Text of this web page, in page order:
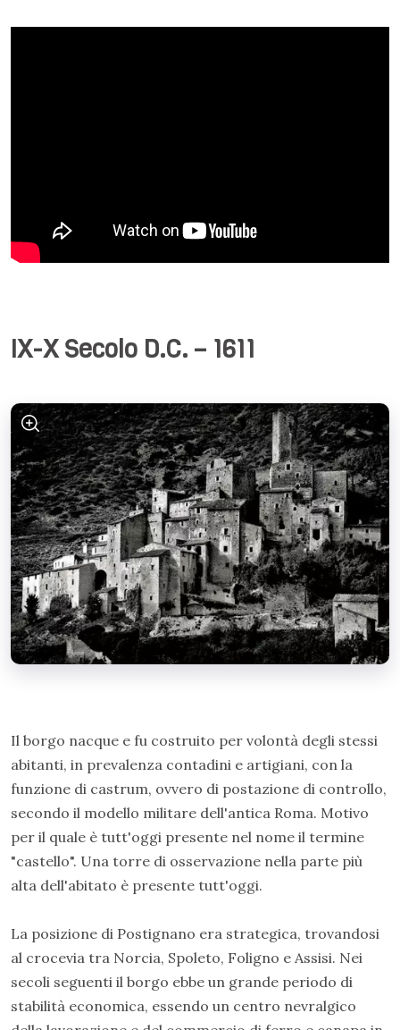
IX-X Secolo D.C. – 1611
Il borgo nacque e fu costruito per volontà degli stessi
abitanti, in prevalenza contadini e artigiani, con la
funzione di castrum, ovvero di postazione di controllo,
secondo il modello militare dell'antica Roma. Motivo
per il quale è tutt'oggi presente nel nome il termine
"castello". Una torre di osservazione nella parte più
alta dell'abitato è presente tutt'oggi.
La posizione di Postignano era strategica, trovandosi
al crocevia tra Norcia, Spoleto, Foligno e Assisi. Nei
secoli seguenti il borgo ebbe un grande periodo di
stabilità economica, essendo un centro nevralgico